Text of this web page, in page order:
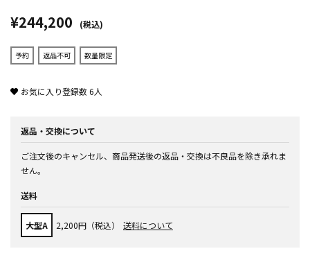
¥244,200 (税込)
予約 返品不可 数量限定
お気に入り登録数6人
返品・交換について
ご注文後のキャンセル、商品発送後の返品・交換は不良品を除き承れま
せん。
送料
大型A 2,200円（税込） 送料について